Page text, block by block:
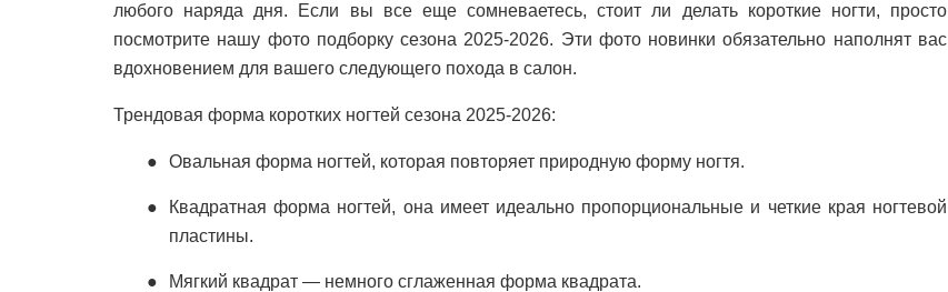
любого наряда дня. Если вы все еще сомневаетесь, стоит ли делать короткие ногти, просто
посмотрите нашу фото подборку сезона 2025-2026. Эти фото новинки обязательно наполнят вас
вдохновением для вашего следующего похода в салон.
Трендовая форма коротких ногтей сезона 2025-2026:
Овальная форма ногтей, которая повторяет природную форму ногтя.
Квадратная форма ногтей, она имеет идеально пропорциональные и четкие края ногтевой
пластины.
Мягкий квадрат — немного сглаженная форма квадрата.